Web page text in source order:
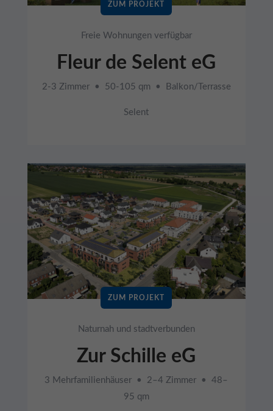
ZUM PROJEKT
Freie Wohnungen verfügbar
Fleur de Selent eG
2-3 Zimmer • 50-105 qm • Balkon/Terrasse
Selent
ZUM PROJEKT
Naturnah und stadtverbunden
Zur Schille eG
3 Mehrfamilienhäuser • 2–4 Zimmer • 48–
95 qm